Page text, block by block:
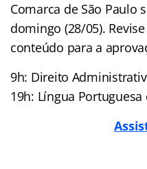
Comarca de São Paulo
domingo (28/05).
conteúdo para a
9h: Direito
19h: Língua